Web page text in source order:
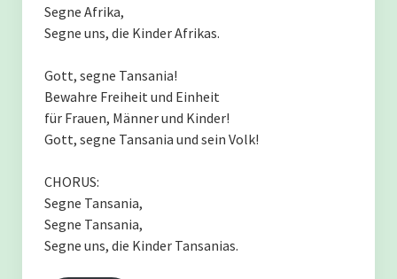
Ester Solomon Abdallah
Der Einzugsbereich wächst.
Aktuell: Ein neues Wasserprojekt in
Segne Afrika,
Segne uns, die Kinder Afrikas.
Gott, segne Tansania!
Bewahre Freiheit und Einheit
für Frauen, Männer und Kinder!
Gott, segne Tansania und sein Volk!
CHORUS:
Segne Tansania,
Segne Tansania,
Segne uns, die Kinder Tansanias.